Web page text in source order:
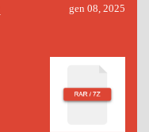
gen 08, 2025